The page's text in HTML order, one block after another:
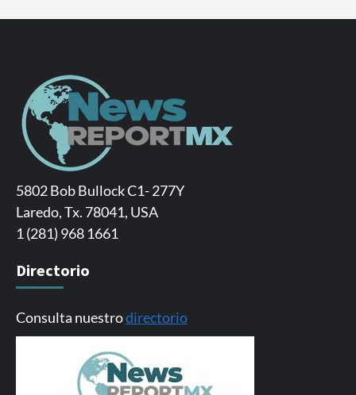
5802 Bob Bullock C1- 277Y
Laredo, Tx. 78041, USA
1 (281) 968 1661
Directorio
Consulta nuestrodirectorio